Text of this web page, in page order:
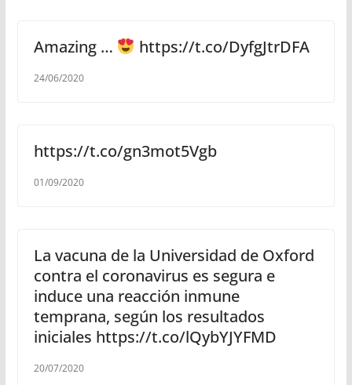
Amazing … https://t.co/DyfgJtrDFA
24/06/2020
https://t.co/gn3mot5Vgb
01/09/2020
La vacuna de la Universidad de Oxford
contra el coronavirus es segura e
induce una reacción inmune
temprana, según los resultados
iniciales https://t.co/lQybYJYFMD
20/07/2020